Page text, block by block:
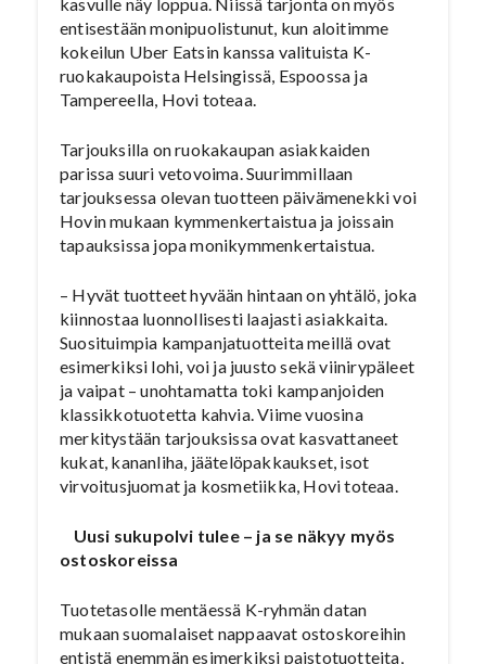
entisestään monipuolistunut, kun aloitimme
kokeilun Uber Eatsin kanssa valituista K-
ruokakaupoista Helsingissä, Espoossa ja
Tampereella, Hovi toteaa.
Tarjouksilla on ruokakaupan asiakkaiden
parissa suuri vetovoima. Suurimmillaan
tarjouksessa olevan tuotteen päivämenekki voi
Hovin mukaan kymmenkertaistua ja joissain
tapauksissa jopa monikymmenkertaistua.
– Hyvät tuotteet hyvään hintaan on yhtälö, joka
kiinnostaa luonnollisesti laajasti asiakkaita.
Suosituimpia kampanjatuotteita meillä ovat
esimerkiksi lohi, voi ja juusto sekä viinirypäleet
ja vaipat – unohtamatta toki kampanjoiden
klassikkotuotetta kahvia. Viime vuosina
merkitystään tarjouksissa ovat kasvattaneet
kukat, kananliha, jäätelöpakkaukset, isot
virvoitusjuomat ja kosmetiikka, Hovi toteaa.
Uusi sukupolvi tulee – ja se näkyy myös
ostoskoreissa
Tuotetasolle mentäessä K-ryhmän datan
mukaan suomalaiset nappaavat ostoskoreihin
entistä enemmän esimerkiksi paistotuotteita,